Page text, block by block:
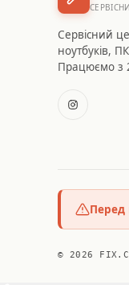
Сервісний
ноутбуків,
Працюємо з
Перед
© 2026